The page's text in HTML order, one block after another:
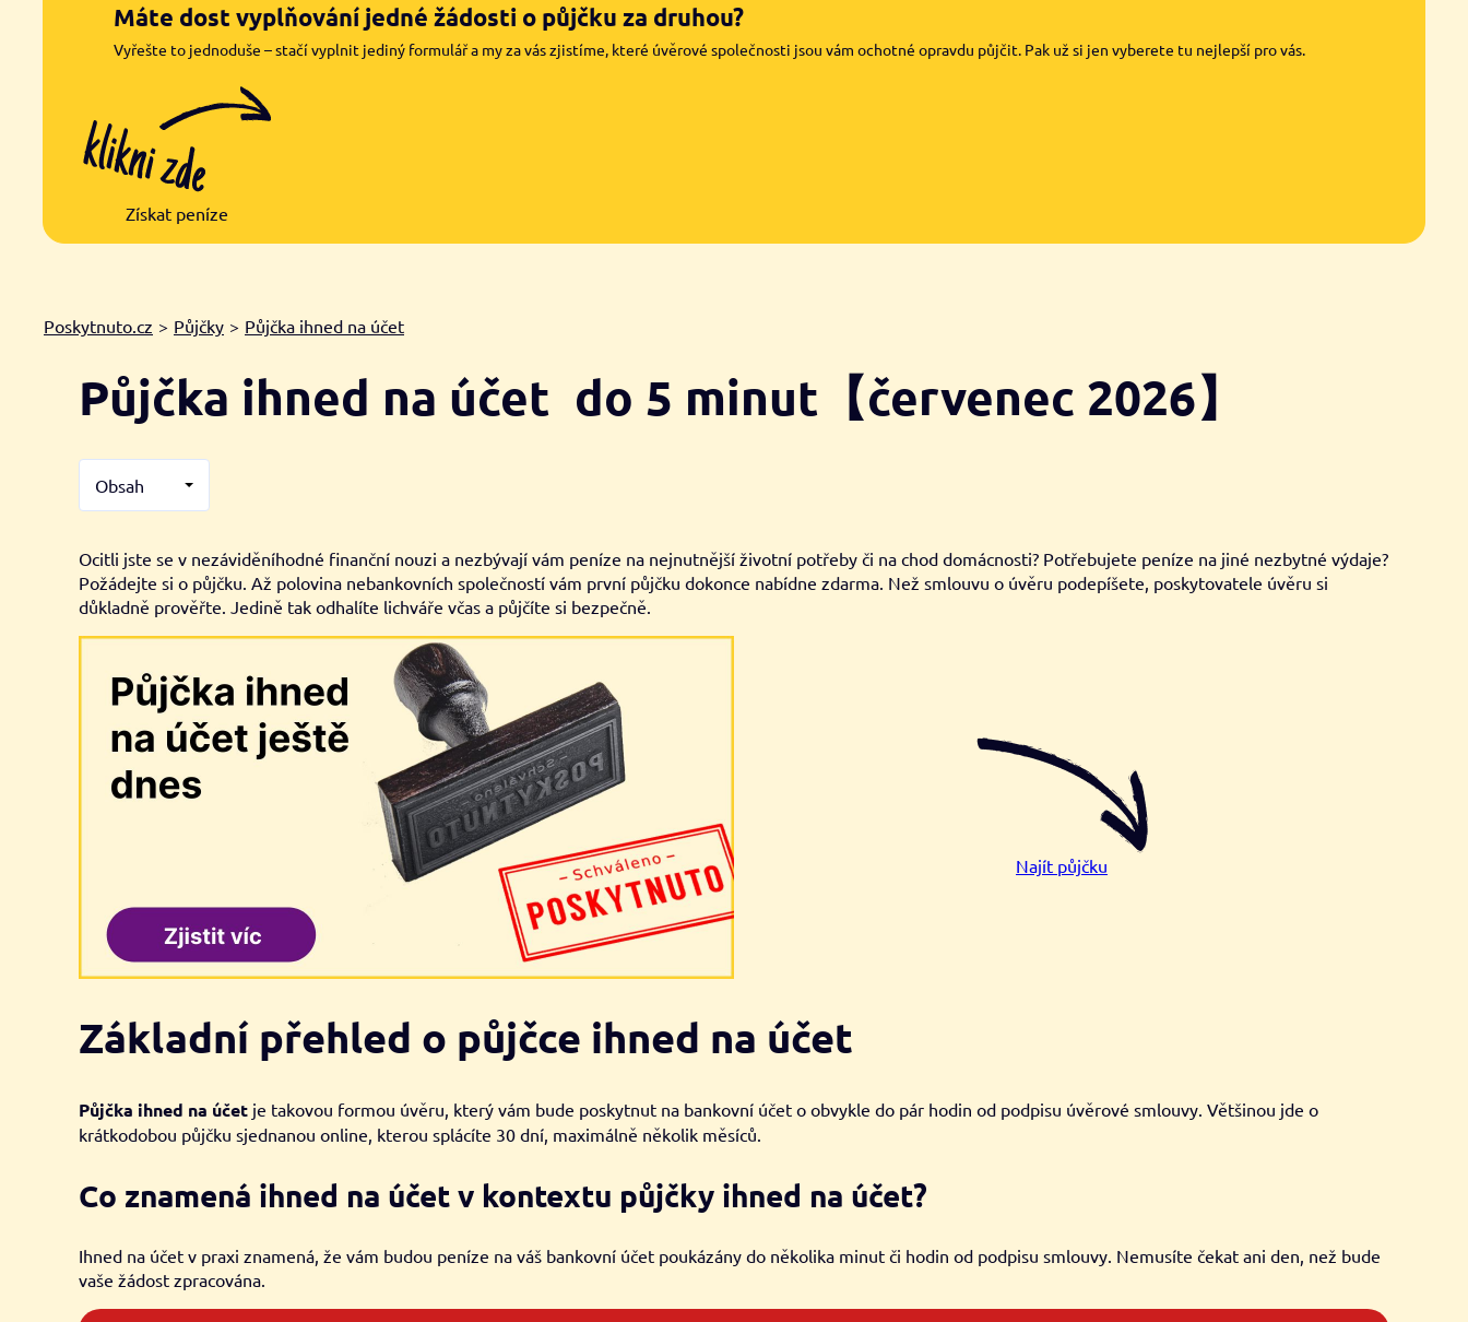
Máte dost vyplňování jedné žádosti o půjčku za druhou?
Vyřešte to jednoduše – stačí vyplnit jediný formulář a my za vás zjistíme, které úvěrové společnosti jsou vám ochotné opravdu půjčit. Pak už si jen vyberete tu nejlepší pro vás.
Získat peníze
Poskytnuto.cz > Půjčky > Půjčka ihned na účet
Půjčka ihned na účet do 5 minut【červenec 2026】
Obsah
Ocitli jste se v nezáviděníhodné finanční nouzi a nezbývají vám peníze na nejnutnější životní potřeby či na chod domácnosti? Potřebujete peníze na jiné nezbytné výdaje?
Požádejte si o půjčku. Až polovina nebankovních společností vám první půjčku dokonce nabídne zdarma. Než smlouvu o úvěru podepíšete, poskytovatele úvěru si
důkladně prověřte. Jedině tak odhalíte lichváře včas a půjčíte si bezpečně.
Najít půjčku
Základní přehled o půjčce ihned na účet
Půjčka ihned na účet je takovou formou úvěru, který vám bude poskytnut na bankovní účet o obvykle do pár hodin od podpisu úvěrové smlouvy. Většinou jde o
krátkodobou půjčku sjednanou online, kterou splácíte 30 dní, maximálně několik měsíců.
Co znamená ihned na účet v kontextu půjčky ihned na účet?
Ihned na účet v praxi znamená, že vám budou peníze na váš bankovní účet poukázány do několika minut či hodin od podpisu smlouvy. Nemusíte čekat ani den, než bude
vaše žádost zpracována.